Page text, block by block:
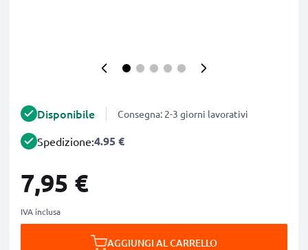
Disponibile Consegna: 2-3 giorni lavorativi
Spedizione:4.95 €
7,95 €
IVA inclusa
AGGIUNGI AL CARRELLO